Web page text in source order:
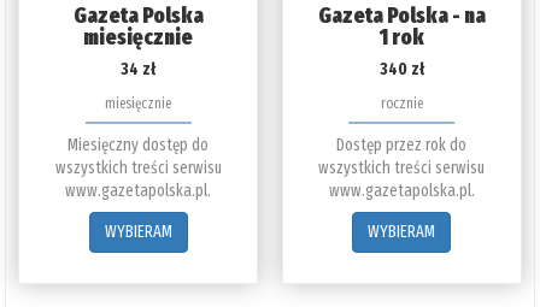
Gazeta Polska
miesięcznie
34 zł
miesięcznie
Miesięczny dostęp do
wszystkich treści serwisu
www.gazetapolska.pl.
WYBIERAM
Gazeta Polska - na
1 rok
340 zł
rocznie
Dostęp przez rok do
wszystkich treści serwisu
www.gazetapolska.pl.
WYBIERAM